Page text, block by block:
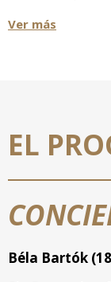
natural por la
renombre
encargos para
cámara y
prestigiosas
Con frecuencia
orquesta.
Ver más
EL
Béla Bartók